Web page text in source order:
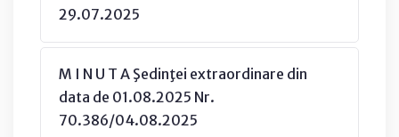
29.07.2025
M I N U T A Şedinţei extraordinare din
data de 01.08.2025 Nr.
70.386/04.08.2025